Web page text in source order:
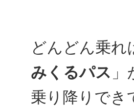
どんどん乗
みくるパス
乗り降りでき